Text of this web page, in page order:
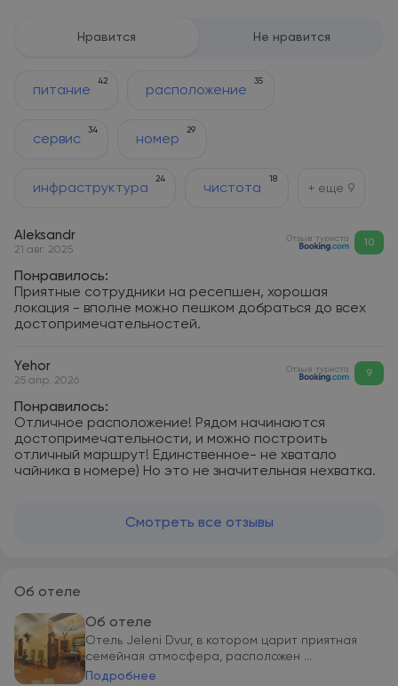
Нравится Не нравится
питание
42
расположение
35
сервис
34
номер
29
инфраструктура
24
чистота
18
+ еще 9
Aleksandr
21 авг. 2025
Отзыв туриста 10
Понравилось:
Приятные сотрудники на ресепшен, хорошая
локация - вполне можно пешком добраться до всех
достопримечательностей.
Yehor
25 апр. 2026
Отзыв туриста 9
Понравилось:
Отличное расположение! Рядом начинаются
достопримечательности, и можно построить
отличный маршрут! Единственное- не хватало
чайника в номере) Но это не значительная нехватка.
Смотреть все отзывы
Об отеле
Об отеле
Отель Jeleni Dvur, в котором царит приятная
семейная атмосфера, расположен ...
Подробнее